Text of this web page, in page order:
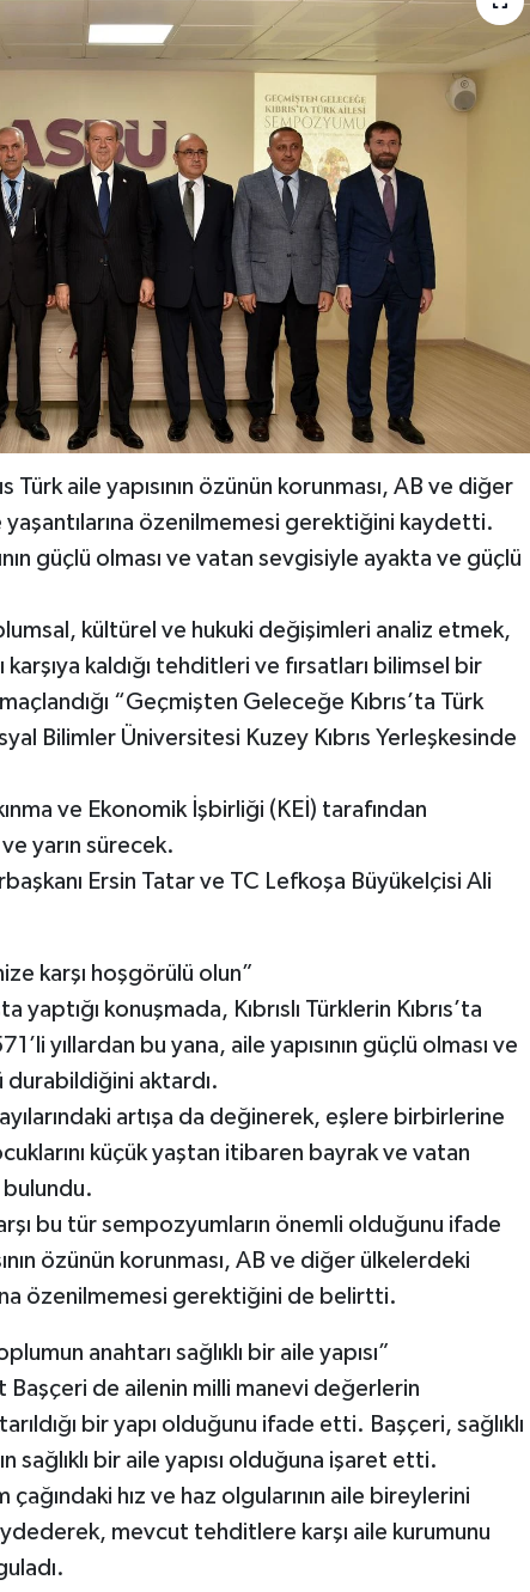
Türk aile yapısının özünün korunması, AB ve diğer
yaşantılarına özenilmemesi gerektiğini kaydetti.
güçlü olması ve vatan sevgisiyle ayakta ve güçlü
kültürel ve hukuki değişimleri analiz etmek,
kaldığı tehditleri ve fırsatları bilimsel bir
“Geçmişten Geleceğe Kıbrıs’ta Türk
Bilimler Üniversitesi Kuzey Kıbrıs Yerleşkesinde
ve Ekonomik İşbirliği (KEİ) tarafından
yarın sürecek.
Ersin Tatar ve TC Lefkoşa Büyükelçisi Ali
karşı hoşgörülü olun”
yaptığı konuşmada, Kıbrıslı Türklerin Kıbrıs’ta
yıllardan bu yana, aile yapısının güçlü olması ve
aktardı.
artışa da değinerek, eşlere birbirlerine
küçük yaştan itibaren bayrak ve vatan
bu tür sempozyumların önemli olduğunu ifade
özünün korunması, AB ve diğer ülkelerdeki
özenilmemesi gerektiğini de belirtti.
anahtarı sağlıklı bir aile yapısı”
Başçeri de ailenin milli manevi değerlerin
bir yapı olduğunu ifade etti. Başçeri, sağlıklı
sağlıklı bir aile yapısı olduğuna işaret etti.
çağındaki hız ve haz olgularının aile bireylerini
mevcut tehditlere karşı aile kurumunu